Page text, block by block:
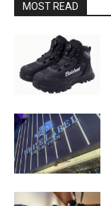
MOST READ